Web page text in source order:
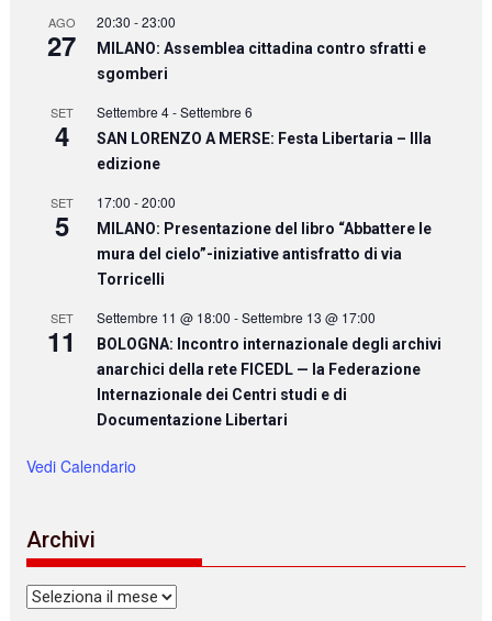
AGO
27
20:30 -23:00
MILANO: Assemblea cittadina contro sfratti e
sgomberi
SET
4
Settembre 4-Settembre 6
SAN LORENZO A MERSE: Festa Libertaria – IIIa
edizione
SET
5
17:00 -20:00
MILANO: Presentazione del libro “Abbattere le
mura del cielo”-iniziative antisfratto di via
Torricelli
SET
11
Settembre 11 @ 18:00 -Settembre 13 @ 17:00
BOLOGNA: Incontro internazionale degli archivi
anarchici della rete FICEDL — la Federazione
Internazionale dei Centri studi e di
Documentazione Libertari
Vedi Calendario
Archivi
Archivi